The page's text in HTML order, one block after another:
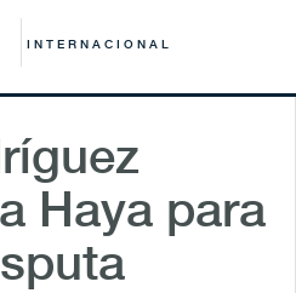
INTERNACIONAL
Haya para